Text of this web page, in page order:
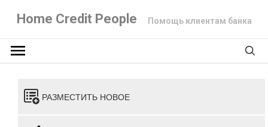
Home Credit People Помощь клиентам банка
РАЗМЕСТИТЬ НОВОЕ